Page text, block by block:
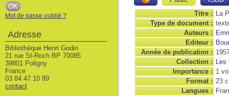
Titre : La
Type de document :
Auteurs :
Editeur :
Année de publication :
Collection : Les
Importance : 1
Format : 23
Langues :
Mot de passe oublié ?
Adresse
Bibliothèque Henri Godin
21 rue St-Roch BP 70085
39801 Poligny
France
03 84 47 10 89
contact